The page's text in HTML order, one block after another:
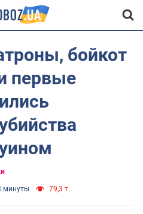
бойкот
первые
минуты 79,3 т.